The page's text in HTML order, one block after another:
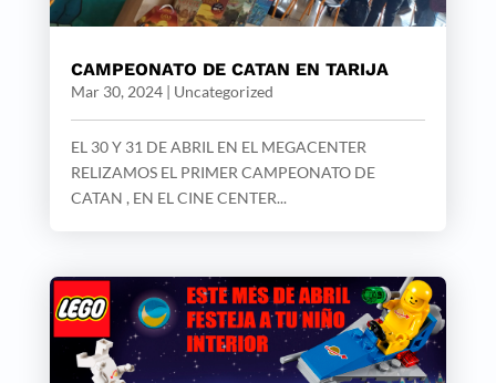
CAMPEONATO DE CATAN EN TARIJA
Mar 30, 2024| Uncategorized
EL 30 Y 31 DE ABRIL EN EL MEGACENTER
RELIZAMOS EL PRIMER CAMPEONATO DE
CATAN , EN EL CINE CENTER...